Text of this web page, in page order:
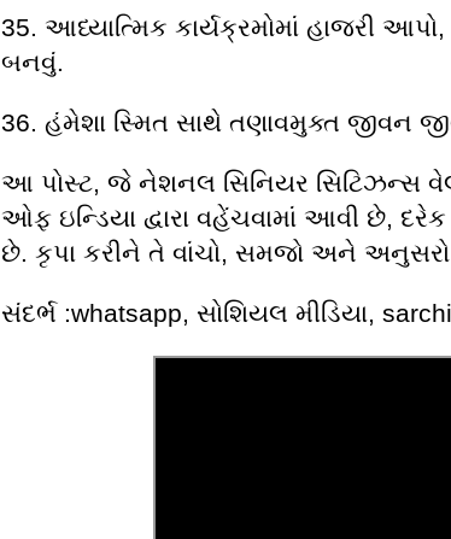
35. આધ્યાત્મિક કાર્યક્રમોમાં હાજરી
બનવું.
36. હંમેશા સ્મિત સાથે તણાવમુક્ત જીવન
આ પોસ્ટ, જે નેશનલ સિનિયર સિટિઝન્સ
ઓફ ઇન્ડિયા દ્વારા વહેંચવામાં આવી છે,
છે. કૃપા કરીને તે વાંચો, સમજો અને
સંદર્ભ :whatsapp, સોશિયલ મીડિયા,